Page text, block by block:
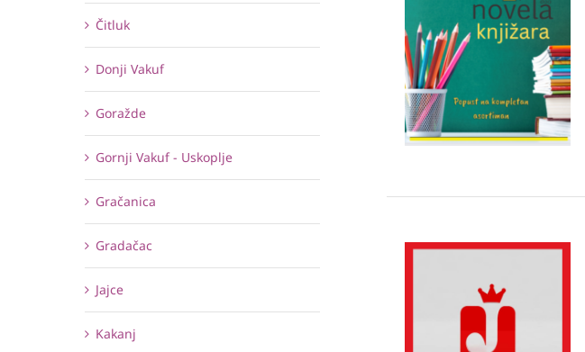
Čitluk
Donji Vakuf
Goražde
Gornji Vakuf - Uskoplje
Gračanica
Gradačac
Jajce
Kakanj